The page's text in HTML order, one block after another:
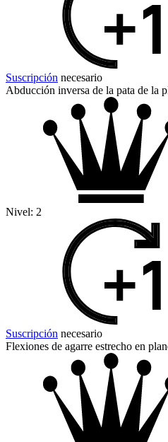
Suscripción necesario
Abducción inversa de la pata de la
Nivel: 2
Suscripción necesario
Flexiones de agarre estrecho en